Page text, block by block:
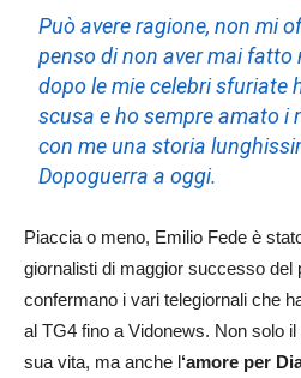
Può avere ragione, non mi
penso di non aver mai fatto
dopo le mie celebri sfuriate
scusa e ho sempre amato i
con me una storia
Dopoguerra a oggi.
Piaccia o meno, Emilio Fede è
giornalisti di maggior successo del
confermano i vari telegiornali che
al TG4 fino a Vidonews. Non solo
sua vita, ma anche l‘amore per